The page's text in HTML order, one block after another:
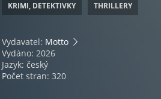
KRIMI, DETEKTIVKY THRILLERY
Vydavatel: Motto
Vydáno: 2026
Jazyk: český
Počet stran: 320